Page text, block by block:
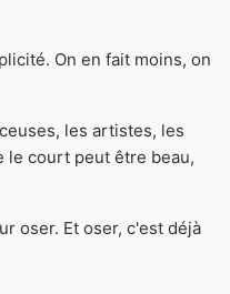
On en fait moins, on
les artistes, les
le court peut être beau,
oser. Et oser, c'est déjà